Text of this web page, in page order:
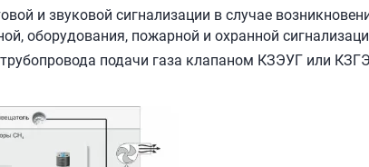
и звуковой сигнализации в случае
оборудования, пожарной и охранной
подачи газа клапаном КЗЭУГ или